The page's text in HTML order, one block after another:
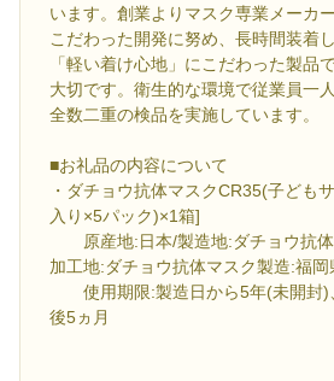
います。創業よりマスク専業メーカ
こだわった開発に努め、長時間装着
「軽い着け心地」にこだわった製品
大切です。衛生的な環境で従業員一
全数二重の検品を実施しています。
■お礼品の内容について
・ダチョウ抗体マスクCR35(子ども
入り×5パック)×1箱]
原産地:日本/製造地:ダチョウ抗体
加工地:ダチョウ抗体マスク製造:福岡
使用期限:製造日から5年(未開封)
後5ヵ月